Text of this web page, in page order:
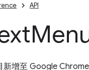
API
新增至 Google